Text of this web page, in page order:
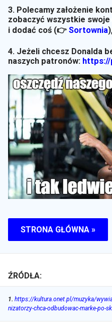
3. Polecamy założenie
zobaczyć wszystkie
i dodać coś (👉 Sortownia)
4. Jeżeli chcesz Donalda
naszych patronów:
STRONA GŁÓWNA »
ŹRÓDŁA:
1. https://kultura.onet.pl/muzyka/
nizatorzy-chca-odbudowac-marke-po-